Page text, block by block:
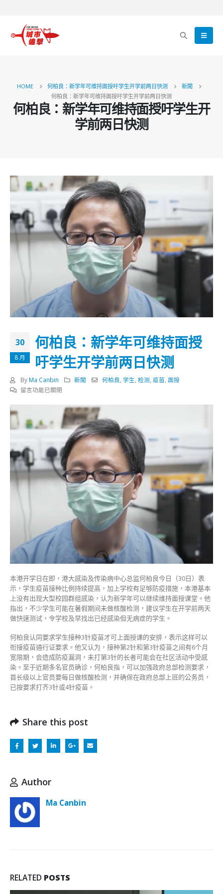
HOME 何柏良：新学年可维持面授吁学生开学前两日快测
新聞
何柏良：新学年可维持面授吁学生开学前两日快测
何柏良：新学年可维持面授吁学生开
学前两日快测
30
8 月
何柏良：新学年可维持面授
吁学生开学前两日快测
By Ma Canbin 新聞 何柏良 ,学生 ,检测 ,疫苗 ,面授
在
良：
新
年
可
维
持
学
日
快
测〉
中
留言功能已關閉
本港开学日在即，港大感染及传染病中心总监何柏良今日（30日）表
示，学生疫苗接种比例持续提高，加上学校有足够防疫措施，本港基本
上没有出现大型校园群组感染，认为新学年可以继续维持面授课堂。他
指出，不少学生可能在暑假期间未做核酸检测，建议学生在开学前两天
做快速测试，令学校及早找出已经感染但无病症的学生。
何柏良认同要求学生接种3针疫苗才可上面授课的安排，表示这样可以
衔接疫苗通行证要求。他又认为，接种第2针和第3针疫苗之间有6个月
宽限期，会造成防疫漏洞，未打第3针的长者可能会在社区活动中受感
染。至于近期多名官员确诊，何柏良指，可以加强政府总部检测要求，
首长级以上官员要每日做核酸检测，并确保在政府总部上班的公务员，
已按要求打齐3针或4针疫苗。
Share this post
Author
Ma Canbin
RELATED POSTS